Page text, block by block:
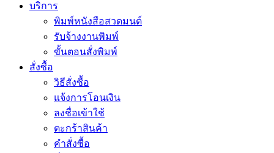
บริการ
พิมพ์หนังสือสวดมนต์
รับจ้างงานพิมพ์
ขั้นตอนสั่งพิมพ์
สั่งซื้อ
วิธีสั่งซื้อ
แจ้งการโอนเงิน
ลงชื่อเข้าใช้
ตะกร้าสินค้า
คำสั่งซื้อ